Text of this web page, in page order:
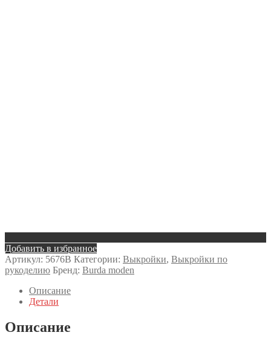
Добавить в избранное
Артикул: 5676B Категории: Выкройки, Выкройки по
рукоделию Бренд: Burda moden
Описание
Детали
Описание